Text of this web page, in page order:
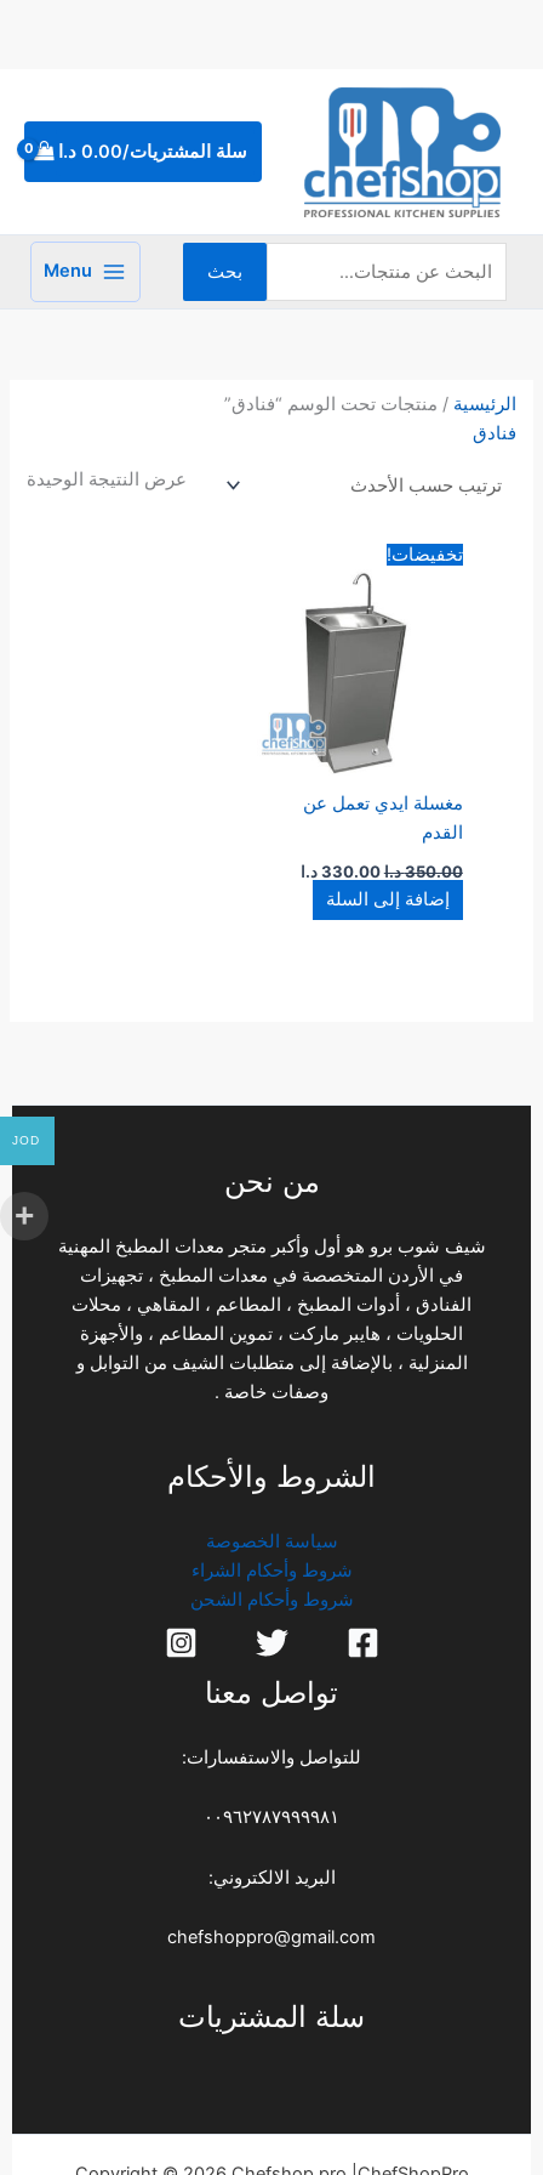
سلة المشتريات/0.00 د.ا
عن:
بحث Menu
الرئيسية / منتجات تحت الوسم “فنادق”
فنادق
عرض النتيجة الوحيدة
تخفيضات!
مغسلة ايدي تعمل عن
القدم
350.00د.ا
الأصلي
هو:
350.00 د.ا.
330.00 د.ا
إضافة إلى السلة
من نحن
شيف شوب برو هو أول وأكبر متجر معدات المطبخ المهنية
في الأردن المتخصصة في معدات المطبخ ، تجهيزات
الفنادق ، أدوات المطبخ ، المطاعم ، المقاهي ، محلات
الحلويات ، هايبر ماركت ، تموين المطاعم ، والأجهزة
المنزلية ، بالإضافة إلى متطلبات الشيف من التوابل و
وصفات خاصة .
الشروط والأحكام
سياسة الخصوصة
شروط وأحكام الشراء
شروط وأحكام الشحن
تواصل معنا
للتواصل والاستفسارات:
٠٠٩٦٢٧٨٧٩٩٩٩٨١
البريد الالكتروني:
chefshoppro@gmail.com
سلة المشتريات
JOD